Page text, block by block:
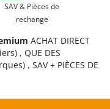
SAV & Pièces de
rechange
ACHAT DIRECT
, QUE DES
, SAV + PIÈCES DE